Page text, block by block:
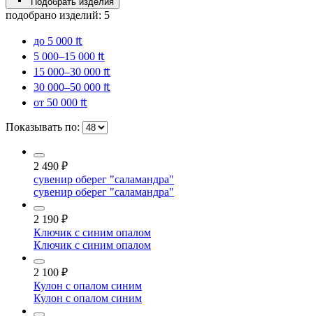
подобрано изделий: 5
до 5 000 ₶
5 000–15 000 ₶
15 000–30 000 ₶
30 000–50 000 ₶
от 50 000 ₶
Показывать по:
2 490 ₽
сувенир оберег "саламандра"
сувенир оберег "саламандра"
2 190 ₽
Ключик с синим опалом
Ключик с синим опалом
2 100 ₽
Кулон с опалом синим
Кулон с опалом синим